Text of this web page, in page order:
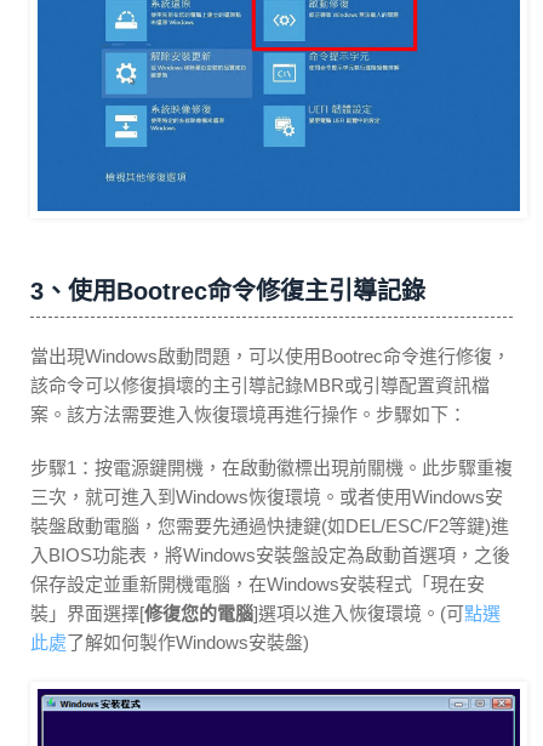
3、使用Bootrec命令修復主引導記錄
當出現Windows啟動問題，可以使用Bootrec命令進行修復，
該命令可以修復損壞的主引導記錄MBR或引導配置資訊檔
案。該方法需要進入恢復環境再進行操作。步驟如下：
步驟1：按電源鍵開機，在啟動徽標出現前關機。此步驟重複
三次，就可進入到Windows恢復環境。或者使用Windows安
裝盤啟動電腦，您需要先通過快捷鍵(如DEL/ESC/F2等鍵)進
入BIOS功能表，將Windows安裝盤設定為啟動首選項，之後
保存設定並重新開機電腦，在Windows安裝程式「現在安
裝」界面選擇[修復您的電腦]選項以進入恢復環境。(可點選
此處了解如何製作Windows安裝盤)